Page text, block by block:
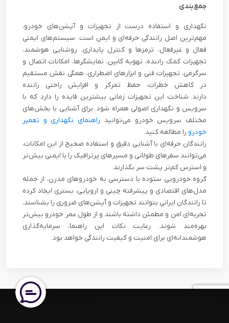
جمع‌بندی
نگهداری و استفاده درست از تجهیزات و آپشن‌های خودرو،
مهم‌ترین اصل رانندگی حرفه‌ای و ایمن است. سیستم‌های ایمنی
فعال و غیرفعال، ترمزها و کنترل پایداری، روشنایی هوشمند،
تجهیزات کمک راننده، تهویه کابین، نمایشگرها، امکانات اتصال و
سرگرمی، تجهیزات فنی و ابزارهای اضطراری، همگی نقش مستقیم
در کاهش خطرات، حفظ تمرکز و افزایش راحتی راننده
دارند. شناخت این تجهیزات زمانی بیشترین فایده را دارد که با
سرویس و نگهداری اصولی همراه شود. برای آشنایی با بخش‌های
مختلف سرویس خودرو می‌توانید راهنمای نگهداری و تعمیر
خودرو را مطالعه کنید.
رانندگان حرفه‌ای با آشنایی دقیق و استفاده صحیح از این امکانات،
می‌توانند سفرهای طولانی و مسیرهای پرترافیک را با ایمنی بیش‌تر
و استرس کم‌تر پشت سر بگذارند.
گروه خودرویی ستوده با دسترسی به خودروهای مدرن، از جمله
مدل‌های اقتصادی و پیشرفته چینی و اروپایی، بستری ایجاد کرده
تا رانندگان ایرانی بتوانند تجهیزات و آپشن‌های ضروری را بشناسند،
تجربه‌ای امن و مطمئن داشته باشند و از طول عمر خودرو بیش‌تر
بهره‌مند شوند. رعایت نکات این راهنما، سرمایه‌گذاری
هوشمندانه‌ای برای امنیت و کیفیت رانندگی خواهد بود.